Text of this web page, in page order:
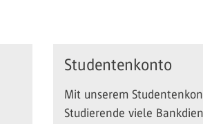
Studentenkonto
Mit unserem
Studierende viele